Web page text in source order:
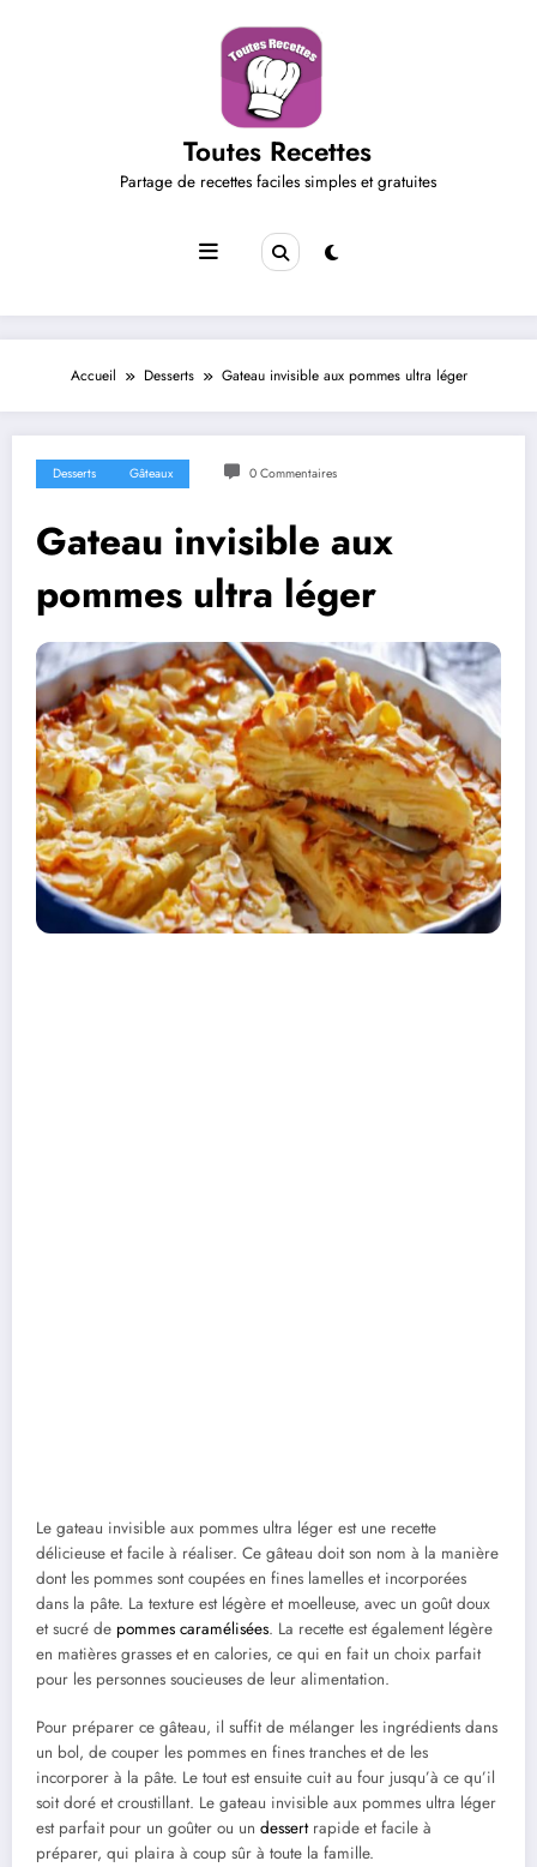
Toutes Recettes
Partage de recettes faciles simples et gratuites
Accueil Desserts Gateau invisible aux pommes ultra léger
Desserts Gâteaux 0 Commentaires
Gateau invisible aux
pommes ultra léger
Le gateau invisible aux pommes ultra léger est une recette
délicieuse et facile à réaliser. Ce gâteau doit son nom à la manière
dont les pommes sont coupées en fines lamelles et incorporées
dans la pâte. La texture est légère et moelleuse, avec un goût doux
et sucré de pommes caramélisées. La recette est également légère
en matières grasses et en calories, ce qui en fait un choix parfait
pour les personnes soucieuses de leur alimentation.
Pour préparer ce gâteau, il suffit de mélanger les ingrédients dans
un bol, de couper les pommes en fines tranches et de les
incorporer à la pâte. Le tout est ensuite cuit au four jusqu’à ce qu’il
soit doré et croustillant. Le gateau invisible aux pommes ultra léger
est parfait pour un goûter ou un dessertrapide et facile à
préparer, qui plaira à coup sûr à toute la famille.